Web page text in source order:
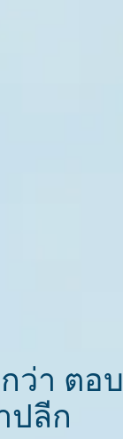
ว่า ตอบ
ปลีก